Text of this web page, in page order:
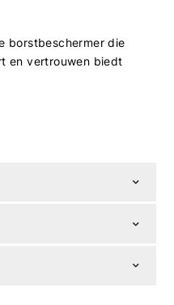
borstbeschermer die
en vertrouwen biedt